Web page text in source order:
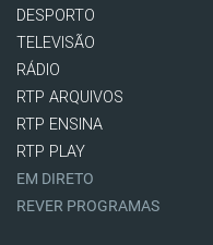
DESPORTO
TELEVISÃO
RÁDIO
RTP ARQUIVOS
RTP ENSINA
RTP PLAY
EM DIRETO
REVER PROGRAMAS